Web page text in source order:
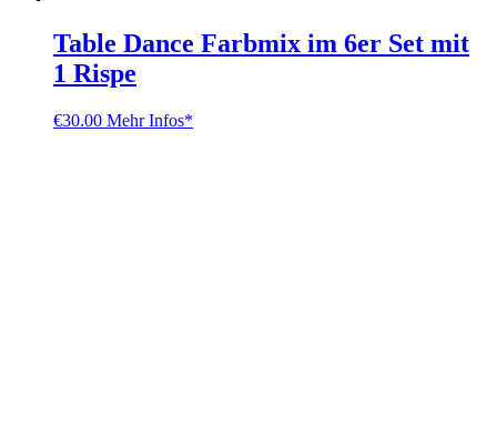
Table Dance Farbmix im 6er Set mit
1 Rispe
€30.00 Mehr Infos*